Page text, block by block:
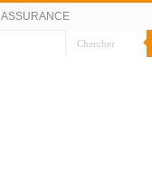
ASSURANCE